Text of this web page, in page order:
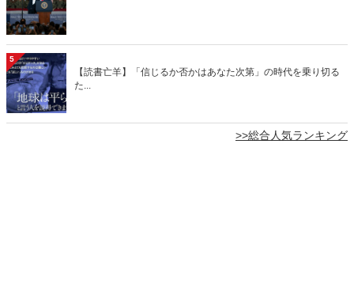
5
【読書亡羊】「信じるか否かはあなた次第」の時代を乗り切る
た...
>>総合人気ランキング